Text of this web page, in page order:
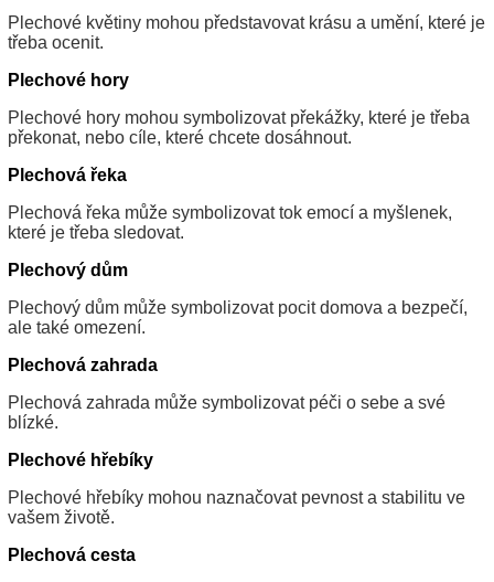
Plechové květiny mohou představovat krásu a umění, které je
třeba ocenit.
Plechové hory
Plechové hory mohou symbolizovat překážky, které je třeba
překonat, nebo cíle, které chcete dosáhnout.
Plechová řeka
Plechová řeka může symbolizovat tok emocí a myšlenek,
které je třeba sledovat.
Plechový dům
Plechový dům může symbolizovat pocit domova a bezpečí,
ale také omezení.
Plechová zahrada
Plechová zahrada může symbolizovat péči o sebe a své
blízké.
Plechové hřebíky
Plechové hřebíky mohou naznačovat pevnost a stabilitu ve
vašem životě.
Plechová cesta